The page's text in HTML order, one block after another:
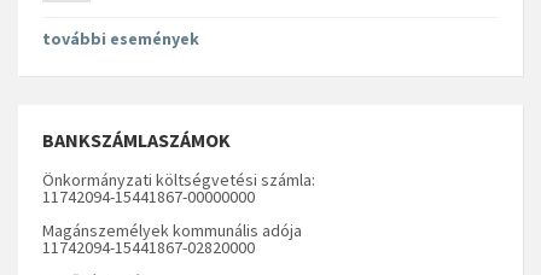
további események
BANKSZÁMLASZÁMOK
Önkormányzati költségvetési számla:
11742094-15441867-00000000
Magánszemélyek kommunális adója
11742094-15441867-02820000